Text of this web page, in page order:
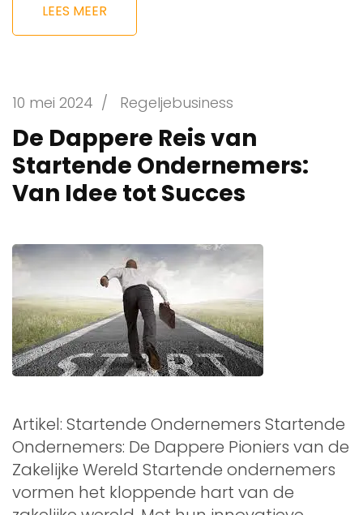
LEES MEER
10 mei 2024 / Regeljebusiness
De Dappere Reis van
Startende Ondernemers:
Van Idee tot Succes
Artikel: Startende Ondernemers Startende
Ondernemers: De Dappere Pioniers van de
Zakelijke Wereld Startende ondernemers
vormen het kloppende hart van de